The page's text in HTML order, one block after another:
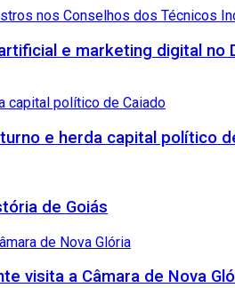
e marketing digital no
e herda capital político
de Goiás
visita a Câmara de Nova